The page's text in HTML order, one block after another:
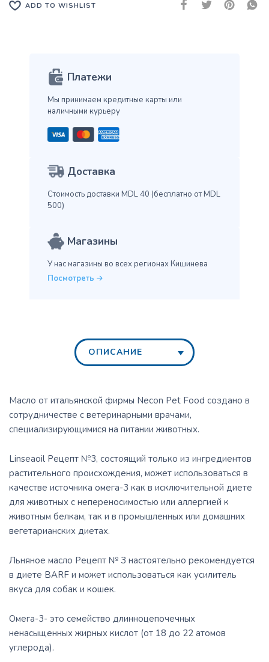
ADD TO WISHLIST
Платежи
Мы принимаем кредитные карты или
наличными курьеру
Доставка
Стоимость доставки MDL 40 (бесплатно от MDL
500)
Магазины
У нас магазины во всех регионах Кишинева
Посмотреть
ОПИСАНИЕ
Масло от итальянской фирмы Necon Pet Food создано в
сотрудничестве с ветеринарными врачами,
специализирующимися на питании животных.
Linseaoil Рецепт №3, состоящий только из ингредиентов
растительного происхождения, может использоваться в
качестве источника омега-3 как в исключительной диете
для животных с непереносимостью или аллергией к
животным белкам, так и в промышленных или домашних
вегетарианских диетах.
Льняное масло Рецепт № 3 настоятельно рекомендуется
в диете BARF и может использоваться как усилитель
вкуса для собак и кошек.
Омега-3- это семейство длинноцепочечных
ненасыщенных жирных кислот (от 18 до 22 атомов
углерода).